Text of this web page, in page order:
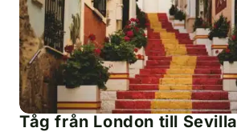
Tåg från London till Sevilla